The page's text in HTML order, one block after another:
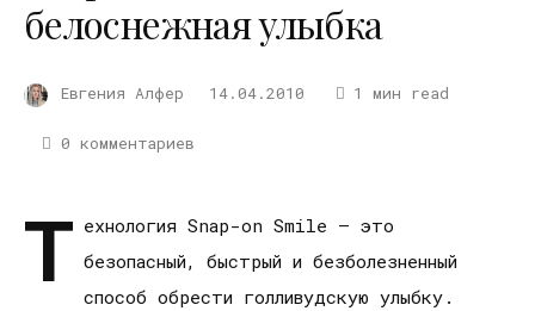
белоснежная улыбка
Евгения Алфер 14.04.2010 1 мин read
0 комментариев
Т ехнология Snap-on Smile – это
безопасный, быстрый и безболезненный
способ обрести голливудскую улыбку.